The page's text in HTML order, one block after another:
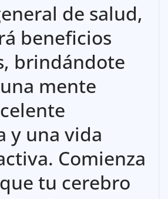
de salud,
beneficios
brindándote
mente
y una vida
Comienza
tu cerebro